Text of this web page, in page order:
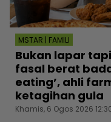
MSTAR | FAMILI
Bukan lapar
fasal berat
eating’, ahli
ketagihan gula
Khamis, 6 Ogos 2026